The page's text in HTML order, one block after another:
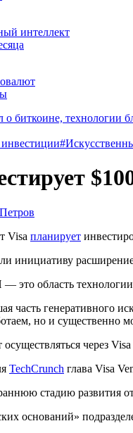
интеллект
о биткоине, технологии
Visa планирует
инициативу
это область
часть генеративного
но и существенно
через
TechCrunch глава Visa
стадию развития
оснований»